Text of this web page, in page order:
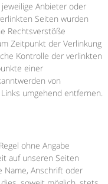
Anbieter oder
Seiten wurden
Rechtsverstöße
Zeitpunkt der Verlinkung
Kontrolle der verlinkten
einer
von
umgehend entfernen.
ohne Angabe
auf unseren Seiten
Name, Anschrift oder